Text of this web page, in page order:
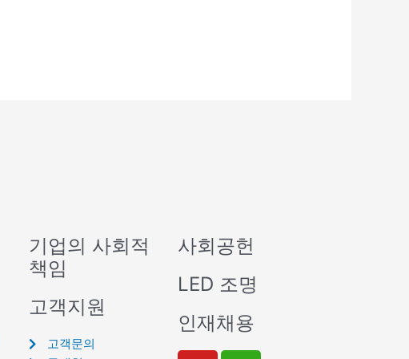
기업의 사회적
책임
고객지원
고객문의
사회공헌
LED 조명
인재채용